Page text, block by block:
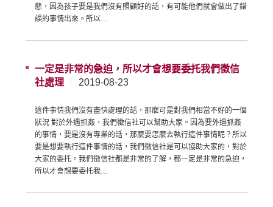
態，因為孩子要是我們沒有照顧好的話，有可能他們就會做出了錯
誤的事情出來。所以…
一定是非常的急迫，所以才會想要委托我們徵信
社處理
2019-08-23
這件事情我們沒有盡快處理的話，那麼可是對我們相當不好的一個
狀況 對於外遇抓姦，我們徵信社可以幫助大家。因為要外遇抓姦
的事情，要是沒有專業的話，那麼要怎麼去執行這件事情呢？所以
要是想要執行這件事情的話，我們徵信社是可以協助大家的，對於
大家的委托，我們徵信社都是非常的了解，都一定是非常的急迫，
所以才會想要委托我…